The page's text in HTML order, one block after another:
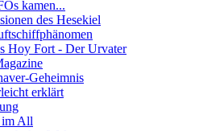
kamen...
des Hesekiel
Hoy Fort - Der Urvater
Geheimnis
erklärt
im All